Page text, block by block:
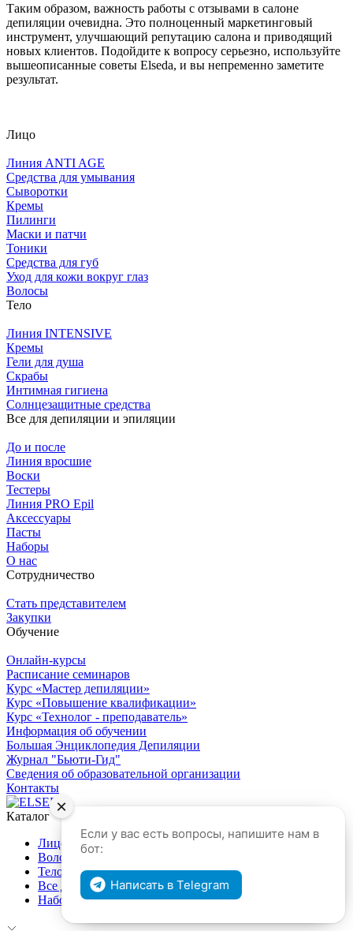
Таким образом, важность работы с отзывами в салоне
депиляции очевидна. Это полноценный маркетинговый
инструмент, улучшающий репутацию салона и приводящий
новых клиентов. Подойдите к вопросу серьезно, используйте
вышеописанные советы Elseda, и вы непременно заметите
результат.
Лицо
Линия ANTI AGE
Средства для умывания
Сыворотки
Кремы
Пилинги
Маски и патчи
Тоники
Средства для губ
Уход для кожи вокруг глаз
Волосы
Тело
Линия INTENSIVE
Кремы
Гели для душа
Скрабы
Интимная гигиена
Солнцезащитные средства
Все для депиляции и эпиляции
До и после
Линия вросшие
Воски
Тестеры
Линия PRO Epil
Аксессуары
Пасты
Наборы
О нас
Сотрудничество
Стать представителем
Закупки
Обучение
Онлайн-курсы
Расписание семинаров
Курс «Мастер депиляции»
Курс «Повышение квалификации»
Курс «Технолог - преподаватель»
Информация об обучении
Большая Энциклопедия Депиляции
Журнал "Бьюти-Гид"
Сведения об образовательной организации
Контакты
Каталог
Лицо
Волосы
Тело
Все для депиляции и эпиляции
Наборы
Если у вас есть вопросы, напишите нам в
бот:
Написать в Telegram
×